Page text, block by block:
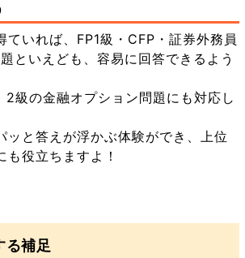
ていれば、FP1級・CFP・証券外務員
といえども、容易に回答できるよう
2級の金融オプション問題にも対応し
ッと答えが浮かぶ体験ができ、上位
役立ちますよ！
る補足